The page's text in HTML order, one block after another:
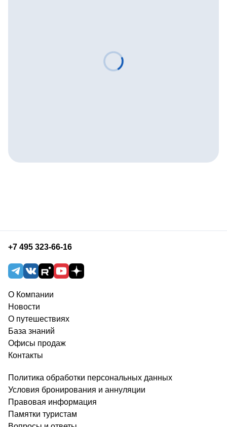
+7 495 323-66-16
О Компании
Новости
О путешествиях
База знаний
Офисы продаж
Контакты
Политика обработки персональных данных
Условия бронирования и аннуляции
Правовая информация
Памятки туристам